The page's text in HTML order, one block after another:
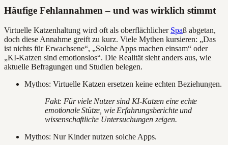
Häufige Fehlannahmen – und was wirklich stimmt
Virtuelle Katzenhaltung wird oft als oberflächlicher Spaß abgetan,
doch diese Annahme greift zu kurz. Viele Mythen kursieren: „Das
ist nichts für Erwachsene“, „Solche Apps machen einsam“ oder
„KI-Katzen sind emotionslos“. Die Realität sieht anders aus, wie
aktuelle Befragungen und Studien belegen.
Mythos: Virtuelle Katzen ersetzen keine echten Beziehungen.
Fakt: Für viele Nutzer sind KI-Katzen eine echte
emotionale Stütze, wie Erfahrungsberichte und
wissenschaftliche Untersuchungen zeigen.
Mythos: Nur Kinder nutzen solche Apps.